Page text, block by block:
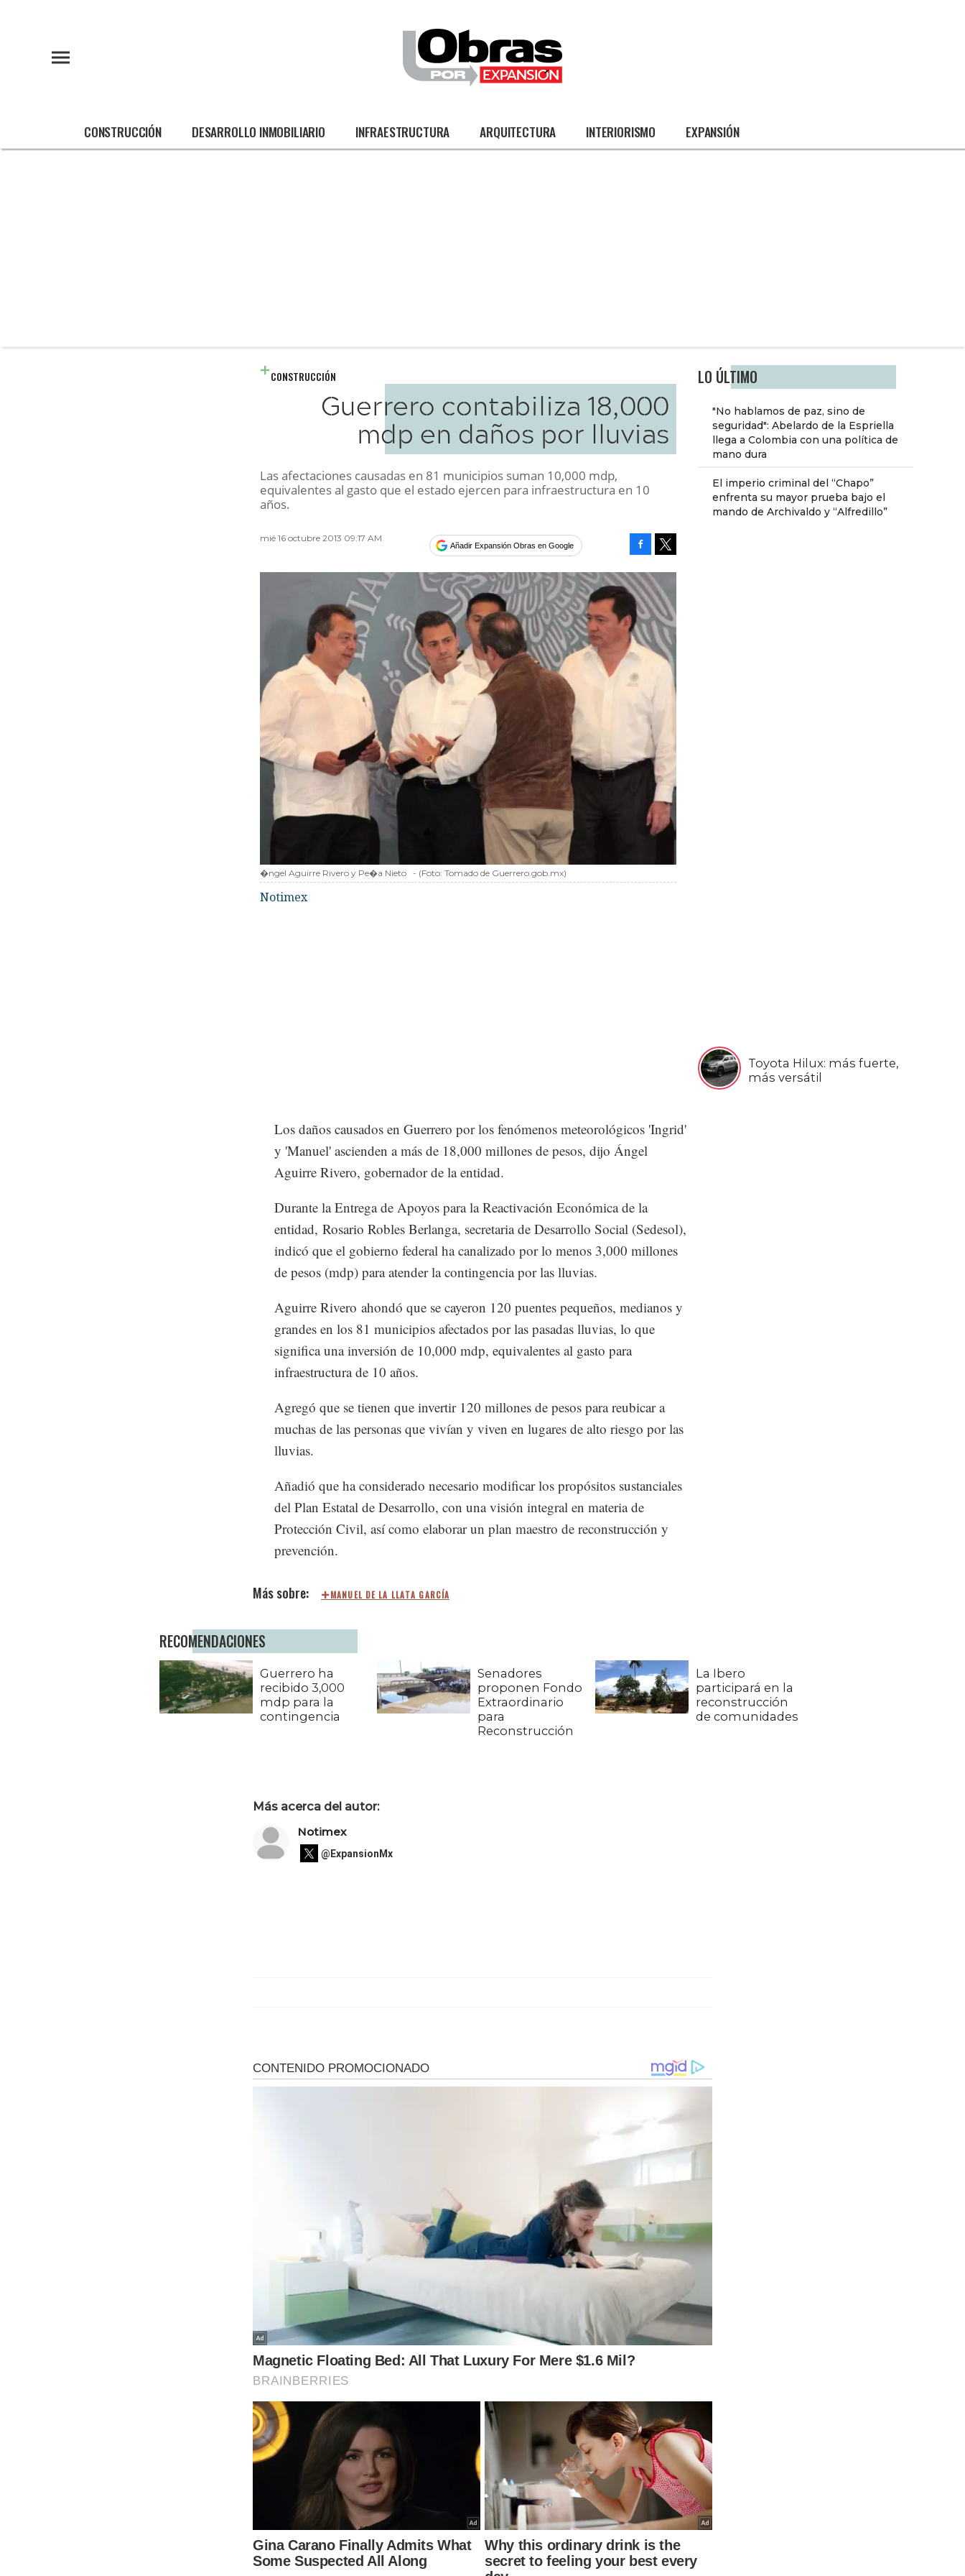
CONSTRUCCIÓN DESARROLLO INMOBILIARIO INFRAESTRUCTURA ARQUITECTURA INTERIORISMO EXPANSIÓN
LO ÚLTIMO
"No hablamos de paz, sino de
seguridad": Abelardo de la Espriella
llega a Colombia con una política de
mano dura
El imperio criminal del “Chapo”
enfrenta su mayor prueba bajo el
mando de Archivaldo y “Alfredillo”
Toyota Hilux: más fuerte,
más versátil
CONSTRUCCIÓN
Guerrero contabiliza 18,000
mdp en daños por lluvias
Las afectaciones causadas en 81 municipios suman 10,000 mdp,
equivalentes al gasto que el estado ejercen para infraestructura en 10
años.
mié 16 octubre 2013 09:17 AM
Añadir Expansión Obras en Google
�ngel Aguirre Rivero y Pe�a Nieto - (Foto: Tomado de Guerrero.gob.mx)
Notimex
Los daños causados en Guerrero por los fenómenos meteorológicos 'Ingrid'
y 'Manuel' ascienden a más de 18,000 millones de pesos, dijo Ángel
Aguirre Rivero, gobernador de la entidad.
Durante la Entrega de Apoyos para la Reactivación Económica de la
entidad, Rosario Robles Berlanga, secretaria de Desarrollo Social (Sedesol),
indicó que el gobierno federal ha canalizado por lo menos 3,000 millones
de pesos (mdp) para atender la contingencia por las lluvias.
Aguirre Rivero ahondó que se cayeron 120 puentes pequeños, medianos y
grandes en los 81 municipios afectados por las pasadas lluvias, lo que
significa una inversión de 10,000 mdp, equivalentes al gasto para
infraestructura de 10 años.
Agregó que se tienen que invertir 120 millones de pesos para reubicar a
muchas de las personas que vivían y viven en lugares de alto riesgo por las
lluvias.
Añadió que ha considerado necesario modificar los propósitos sustanciales
del Plan Estatal de Desarrollo, con una visión integral en materia de
Protección Civil, así como elaborar un plan maestro de reconstrucción y
prevención.
MANUEL DE LA LLATA GARCÍA
RECOMENDACIONES
Guerrero ha
recibido 3,000
mdp para la
contingencia
Senadores
proponen Fondo
Extraordinario
para
Reconstrucción
La Ibero
participará en la
reconstrucción
de comunidades
Más acerca del autor:
Notimex
@ExpansionMx